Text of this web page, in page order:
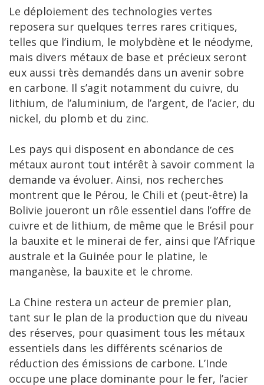
Le déploiement des technologies vertes
reposera sur quelques terres rares critiques,
telles que l’indium, le molybdène et le néodyme,
mais divers métaux de base et précieux seront
eux aussi très demandés dans un avenir sobre
en carbone. Il s’agit notamment du cuivre, du
lithium, de l’aluminium, de l’argent, de l’acier, du
nickel, du plomb et du zinc.
Les pays qui disposent en abondance de ces
métaux auront tout intérêt à savoir comment la
demande va évoluer. Ainsi, nos recherches
montrent que le Pérou, le Chili et (peut-être) la
Bolivie joueront un rôle essentiel dans l’offre de
cuivre et de lithium, de même que le Brésil pour
la bauxite et le minerai de fer, ainsi que l’Afrique
australe et la Guinée pour le platine, le
manganèse, la bauxite et le chrome.
La Chine restera un acteur de premier plan,
tant sur le plan de la production que du niveau
des réserves, pour quasiment tous les métaux
essentiels dans les différents scénarios de
réduction des émissions de carbone. L’Inde
occupe une place dominante pour le fer, l’acier